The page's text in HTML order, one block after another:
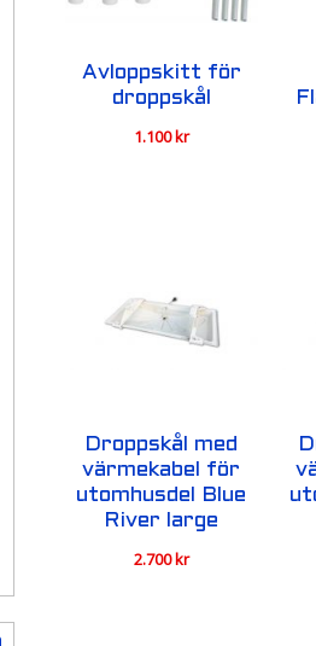
Avloppskitt för
droppskål
1.100kr
Droppskål med
värmekabel för
utomhusdel Blue
River large
2.700kr